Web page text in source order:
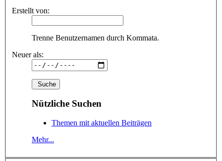
Erstellt von:
Trenne Benutzernamen durch Kommata.
Neuer als:
Nützliche Suchen
Themen mit aktuellen Beiträgen
Mehr...